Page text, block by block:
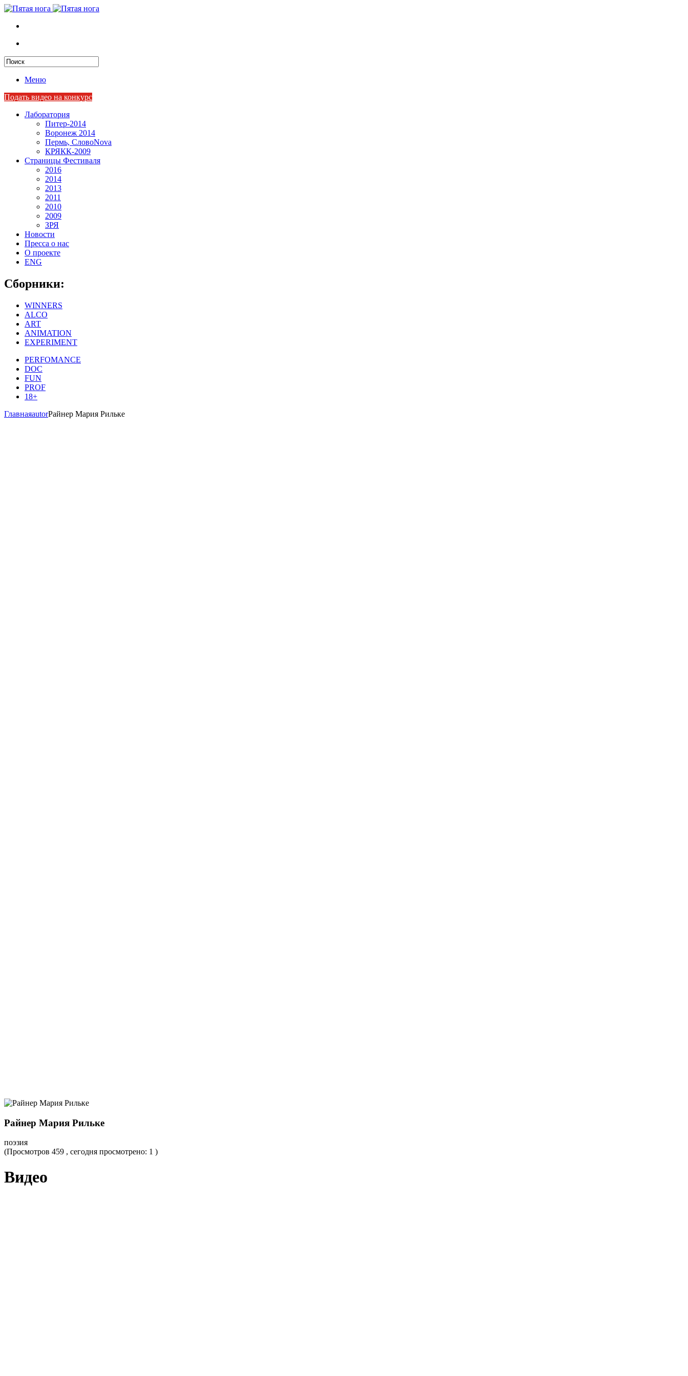
Меню
Подать видео на конкурс
Лаборатория
Питер-2014
Воронеж 2014
Пермь, СловоNova
КРЯКК-2009
Страницы Фестиваля
2016
2014
2013
2011
2010
2009
ЗРЯ
Новости
Пресса о нас
О проекте
ENG
Сборники:
WINNERS
ALCO
ART
ANIMATION
EXPERIMENT
PERFOMANCE
DOC
FUN
PROF
18+
ГлавнаяautorРайнер Мария Рильке
Райнер Мария Рильке
поэзия
(Просмотров 459 , сегодня просмотрено: 1 )
Видео